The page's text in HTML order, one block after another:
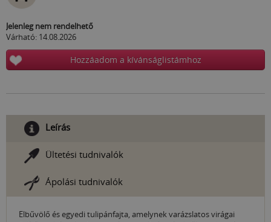
Jelenleg nem rendelhető
Várható: 14.08.2026
Hozzáadom a kívánságlistámhoz
Leírás
Ültetési tudnivalók
Ápolási tudnivalók
Elbűvölő és egyedi tulipánfajta, amelynek varázslatos virágai